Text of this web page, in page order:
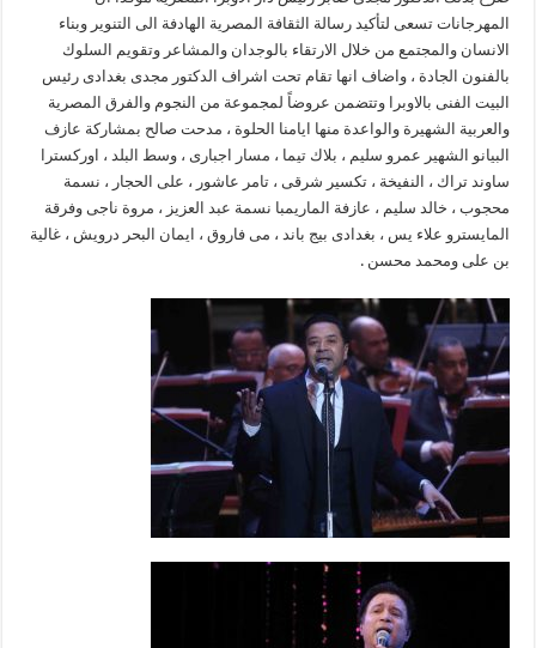
المهرجانات تسعى لتأكيد رسالة الثقافة المصرية الهادفة الى التنوير وبناء
الانسان والمجتمع من خلال الارتقاء بالوجدان والمشاعر وتقويم السلوك
بالفنون الجادة ، واضاف انها تقام تحت اشراف الدكتور مجدى بغدادى رئيس
البيت الفنى بالاوبرا وتتضمن عروضاً لمجموعة من النجوم والفرق المصرية
والعربية الشهيرة والواعدة منها ايامنا الحلوة ، مدحت صالح بمشاركة عازف
البيانو الشهير عمرو سليم ، بلاك تيما ، مسار اجبارى ، وسط البلد ، اوركسترا
ساوند تراك ، النفيخة ، تكسير شرقى ، تامر عاشور ، على الحجار ، نسمة
محجوب ، خالد سليم ، عازفة الماريمبا نسمة عبد العزيز ، مروة ناجى وفرقة
المايسترو علاء يس ، بغدادى بيج باند ، مى فاروق ، ايمان البحر درويش ، غالية
بن على ومحمد محسن .